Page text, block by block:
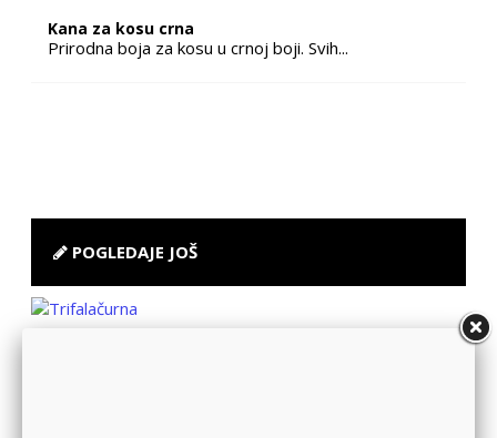
Kana za kosu crna
Prirodna boja za kosu u crnoj boji. Svih...
POGLEDAJE JOŠ